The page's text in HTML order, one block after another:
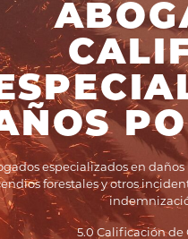
especializados en
forestales y otros
5.0 Calificación de